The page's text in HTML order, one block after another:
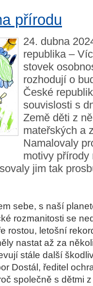
přírodu
24. dubna
republika –
stovek
rozhodují o
České
souvislosti s
Země děti z
mateřských a
Namalovaly
motivy přírody
jim tak
sebe, s naší
rozmanitosti se
rostou, letošní
nastat až za
stále další
Dostál, ředitel
společně s dětmi